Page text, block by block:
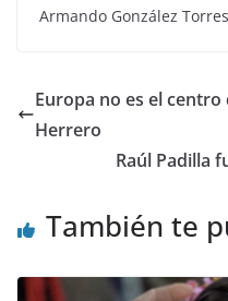
Armando González
Europa no es el centro
Herrero
Raúl Padilla
También te